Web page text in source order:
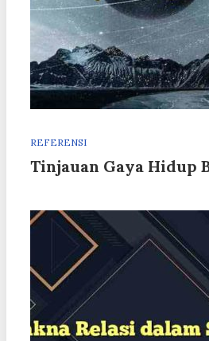
REFERENSI
Tinjauan Gaya Hidup